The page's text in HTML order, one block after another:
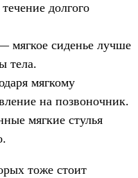
долгого
мягкое сиденье лучше
тела.
мягкому
на позвоночник.
мягкие стулья
тоже стоит